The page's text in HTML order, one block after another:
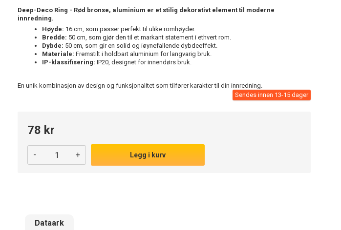
Deep-Deco Ring - Rød bronse, aluminium er et stilig dekorativt element til moderne
innredning.
Høyde: 16 cm, som passer perfekt til ulike romhøyder.
Bredde: 50 cm, som gjør den til et markant statement i ethvert rom.
Dybde: 50 cm, som gir en solid og iøynefallende dybdeeffekt.
Materiale: Fremstilt i holdbart aluminium for langvarig bruk.
IP-klassifisering: IP20, designet for innendørs bruk.
En unik kombinasjon av design og funksjonalitet som tilfører karakter til din innredning.
Sendes innen 13-15 dager
78 kr
- + Legg i kurv
Dataark